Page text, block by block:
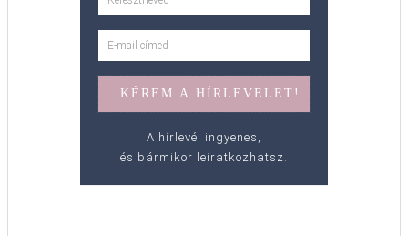
A hírlevél ingyenes,
és bármikor leiratkozhatsz.